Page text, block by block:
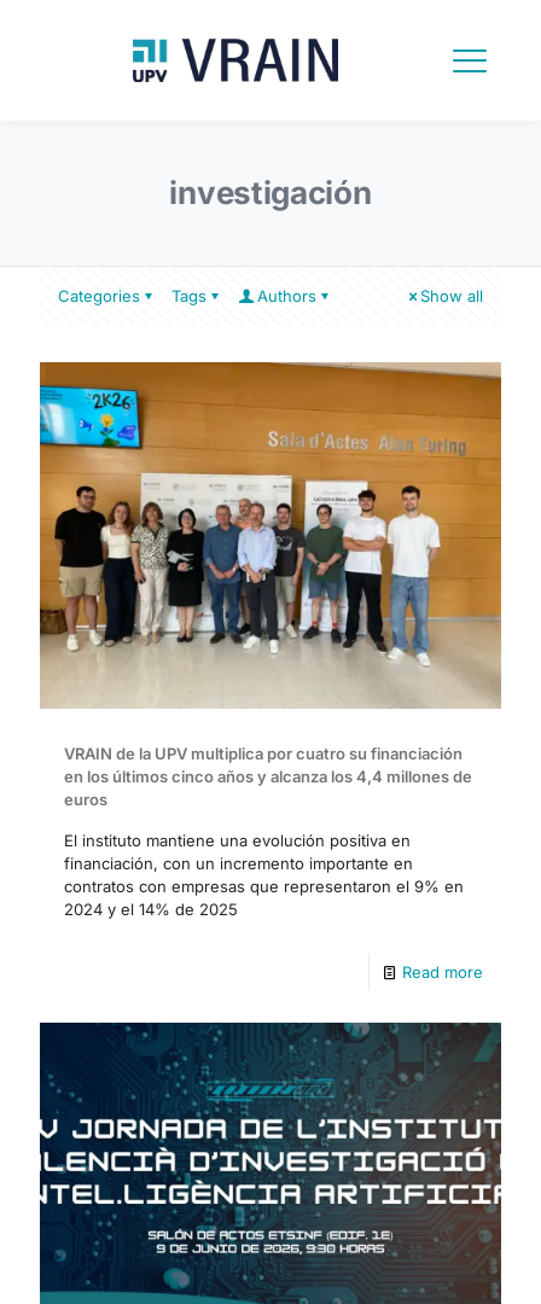
investigación
Categories Tags Authors Show all
VRAIN de la UPV multiplica por cuatro su financiación
en los últimos cinco años y alcanza los 4,4 millones de
euros
El instituto mantiene una evolución positiva en
financiación, con un incremento importante en
contratos con empresas que representaron el 9% en
2024 y el 14% de 2025
Read more